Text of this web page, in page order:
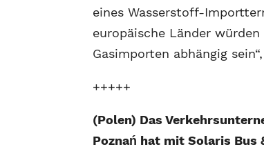
eines Wasserstoff-
europäische Länder
Gasimporten abhängig
+++++
(Polen) Das
Poznań hat mit Solaris Bus